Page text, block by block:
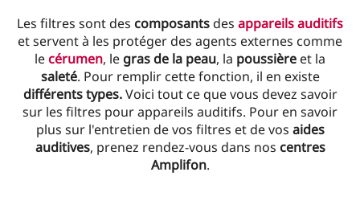
Les filtres sont des composantsdes appareils auditifs
et servent à les protéger des agents externes comme
lecérumen, legras de la peau, la poussière et la
saleté. Pour remplir cette fonction, il en existe
différents types.Voici tout ce que vous devez savoir
sur les filtres pour appareils auditifs. Pour en savoir
plus sur l'entretien de vos filtres et de vos aides
auditives, prenez rendez-vous dans nos centres
Amplifon.